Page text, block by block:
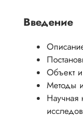
Введение
Объект
Методы
Научная